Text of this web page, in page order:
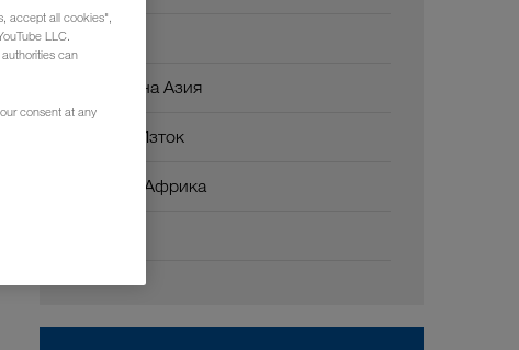
Централна Азия
Близък Изток
Северна Африка
accept all cookies",
LLC.
can
consent at any